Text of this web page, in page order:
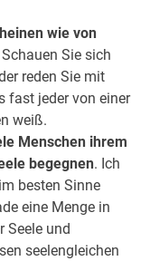
wie von
Schauen Sie sich
reden Sie mit
fast jeder von einer
weiß.
Menschen ihrem
begegnen. Ich
besten Sinne
eine Menge in
Seele und
seelengleichen